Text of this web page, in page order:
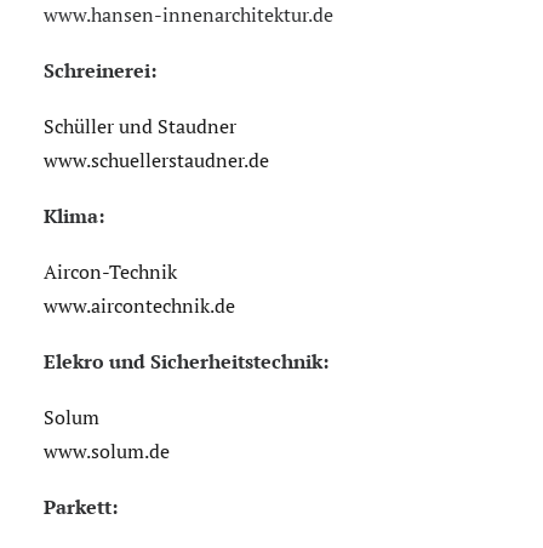
www.hansen-innenarchitektur.de
Schreinerei:
Schüller und Staudner
www.schuellerstaudner.de
Klima:
Aircon-Technik
www.aircontechnik.de
Elekro und Sicherheitstechnik:
Solum
www.solum.de
Parkett: